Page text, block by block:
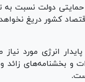
حمایتی دولت نسبت
کشور دریغ
انرژی مورد
و بخشنامه‌های